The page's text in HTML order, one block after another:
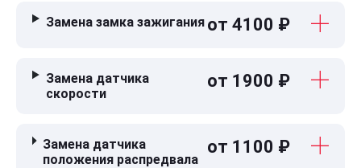
Замена замка зажигания от 4100 ₽
Замена датчика
скорости
от 1900 ₽
Замена датчика
положения распредвала
от 1100 ₽